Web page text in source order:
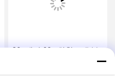
30g에서 60g 화학 보호복
OSHA ANSI AS ANZS 준
수 표준에 설계 화학 분출